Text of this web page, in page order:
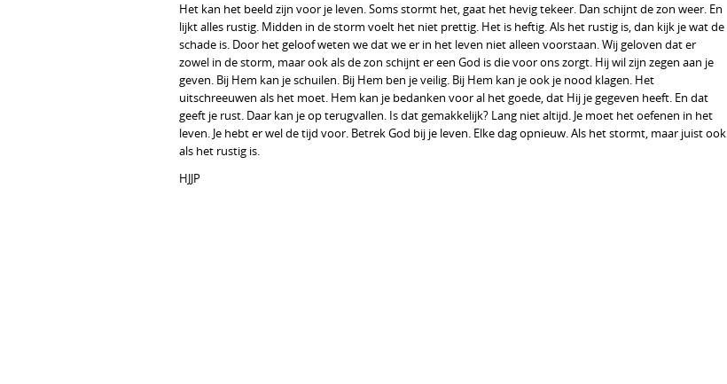
Het kan het beeld zijn voor je leven. Soms stormt het, gaat het hevig tekeer. Dan schijnt de zon weer. En
lijkt alles rustig. Midden in de storm voelt het niet prettig. Het is heftig. Als het rustig is, dan kijk je wat de
schade is. Door het geloof weten we dat we er in het leven niet alleen voorstaan. Wij geloven dat er
zowel in de storm, maar ook als de zon schijnt er een God is die voor ons zorgt. Hij wil zijn zegen aan je
geven. Bij Hem kan je schuilen. Bij Hem ben je veilig. Bij Hem kan je ook je nood klagen. Het
uitschreeuwen als het moet. Hem kan je bedanken voor al het goede, dat Hij je gegeven heeft. En dat
geeft je rust. Daar kan je op terugvallen. Is dat gemakkelijk? Lang niet altijd. Je moet het oefenen in het
leven. Je hebt er wel de tijd voor. Betrek God bij je leven. Elke dag opnieuw. Als het stormt, maar juist ook
als het rustig is.
HJJP